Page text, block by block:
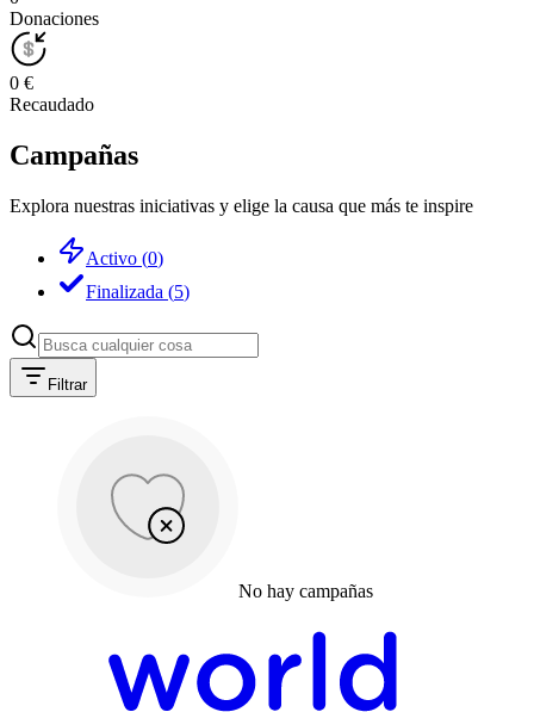
Donaciones
0 €
Recaudado
Campañas
Explora nuestras iniciativas y elige la causa que más te inspire
Activo (0)
Finalizada (5)
Filtrar
No hay campañas